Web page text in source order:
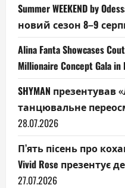
Summer WEEKEND by
новий сезон 8–9
Alina Fanta Showcases
Millionaire Concept Gala in
SHYMAN презентував
танцювальне
28.07.2026
П’ять пісень про
Vivid Rose презентує
27.07.2026